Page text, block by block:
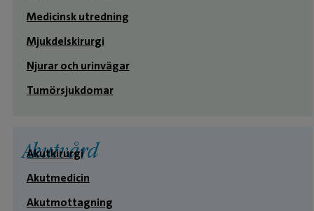
Medicinsk utredning
Mjukdelskirurgi
Njurar och urinvägar
Tumörsjukdomar
Akutvård
Akutkirurgi
Akutmedicin
Akutmottagning